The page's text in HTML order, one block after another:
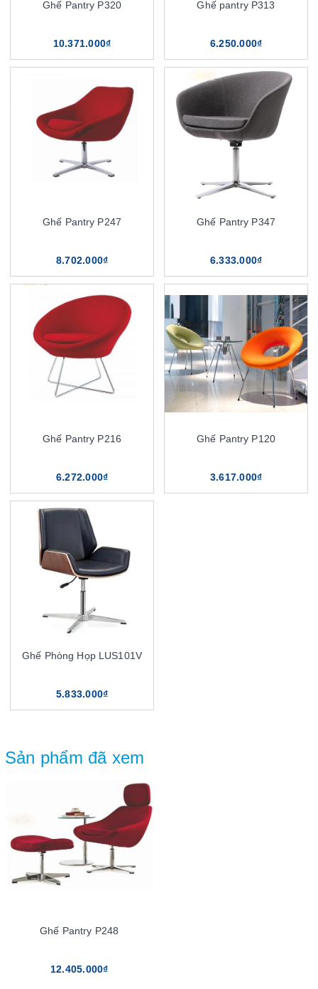
Ghế Pantry P320
10.371.000₫
Ghế pantry P313
6.250.000₫
Ghế Pantry P247
8.702.000₫
Ghế Pantry P347
6.333.000₫
Ghế Pantry P216
6.272.000₫
Ghế Pantry P120
3.617.000₫
Ghế Phòng Họp LUS101V
5.833.000₫
Sản phẩm đã xem
Ghế Pantry P248
12.405.000₫